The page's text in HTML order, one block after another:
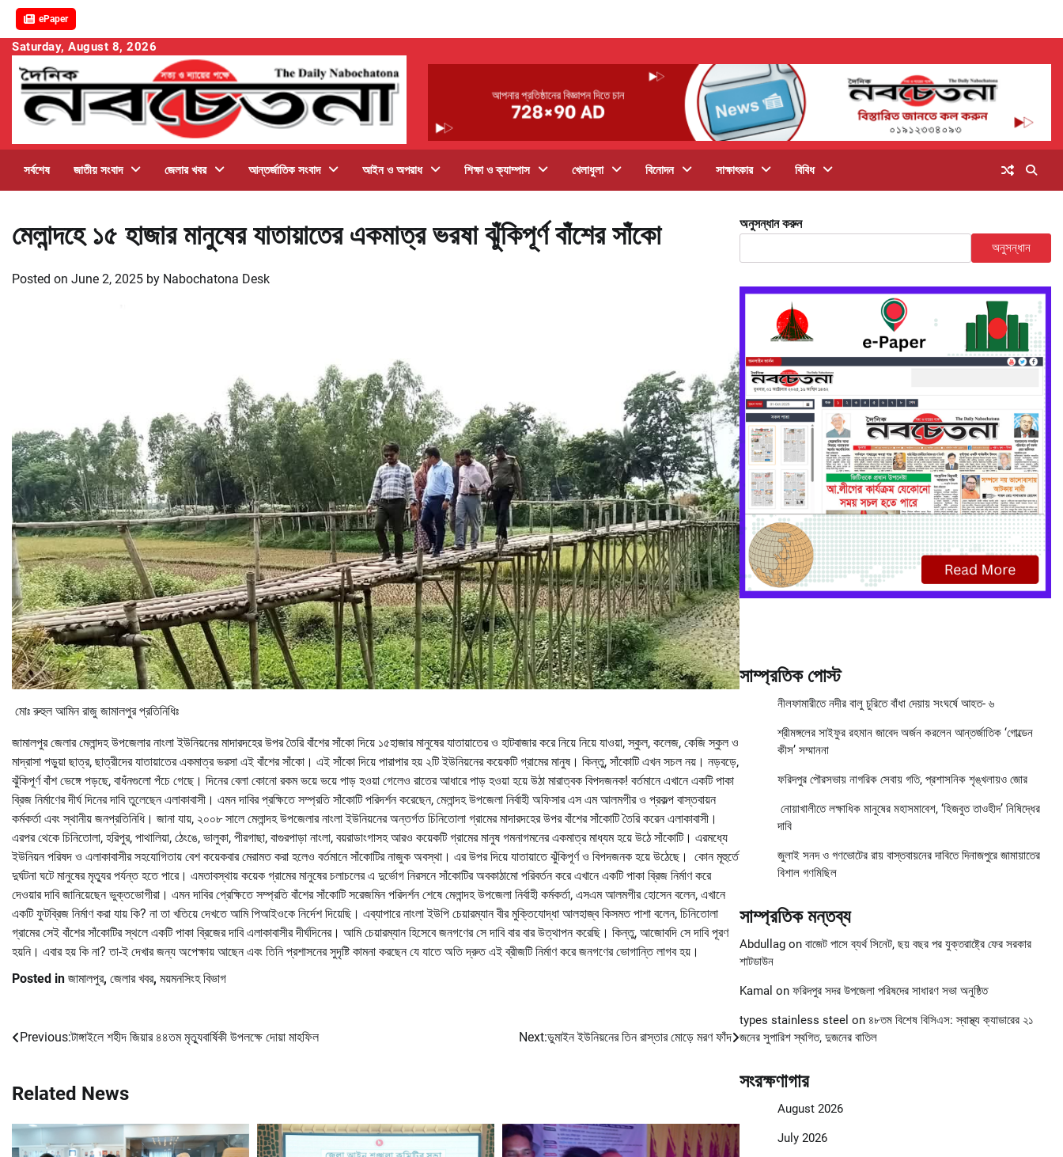
ePaper
Skip
content
Saturday, August 8, 2026
সর্বশেষ জাতীয় সংবাদ জেলার খবর আন্তর্জাতিক সংবাদ আইন ও অপরাধ শিক্ষা ও ক্যাম্পাস খেলাধুলা বিনোদন সাক্ষাৎকার বিবিধ
মেলান্দহে ১৫ হাজার মানুষের যাতায়াতের একমাত্র ভরষা ঝুঁকিপূর্ণ বাঁশের সাঁকো
Posted on June 2, 2025 by Nabochatona Desk
মোঃ রুহুল আমিন রাজু জামালপুর প্রতিনিধিঃ
জামালপুর জেলার মেলান্দহ উপজেলার নাংলা ইউনিয়নের মাদারদহের উপর তৈরি বাঁশের সাঁকো দিয়ে ১৫হাজার মানুষের যাতায়াতের ও হাটবাজার করে নিয়ে নিয়ে যাওয়া, স্কুল, কলেজ, কেজি স্কুল ও
মাদ্রাসা পড়ুয়া ছাত্র, ছাত্রীদের যাতায়াতের একমাত্র ভরসা এই বাঁশের সাঁকো। এই সাঁকো দিয়ে পারাপার হয় ২টি ইউনিয়নের কয়েকটি গ্রামের মানুষ। কিন্তু, সাঁকোটি এখন সচল নয়। নড়বড়ে,
ঝুঁকিপূর্ণ বাঁশ ভেঙ্গে পড়ছে, বাধঁনগুলো পঁচে গেছে। দিনের বেলা কোনো রকম ভয়ে ভয়ে পাড় হওয়া গেলেও রাতের আধারে পাড় হওয়া হয়ে উঠা মারাত্বক বিপদজনক! বর্তমানে এখানে একটি পাকা
ব্রিজ নির্মাণের দীর্ঘ দিনের দাবি তুলেছেন এলাকাবাসী। এমন দাবির প্রক্ষিতে সম্প্রতি সাঁকোটি পরিদর্শন করেছেন, মেলান্দহ উপজেলা নির্বাহী অফিসার এস এম আলমগীর ও প্রকল্প বাস্তবায়ন
কর্মকর্তা এবং স্থানীয় জনপ্রতিনিধি। জানা যায়, ২০০৮ সালে মেলান্দহ উপজেলার নাংলা ইউনিয়নের অন্তর্গত চিনিতোলা গ্রামের মাদারদহের উপর বাঁশের সাঁকোটি তৈরি করেন এলাকাবাসী।
এরপর থেকে চিনিতোলা, হরিপুর, পাথালিয়া, ঠেংঙে, ভালুকা, পীরগাছা, বাগুরপাড়া নাংলা, বয়রাডাংগাসহ আরও কয়েকটি গ্রামের মানুষ গমনাগমনের একমাত্র মাধ্যম হয়ে উঠে সাঁকোটি। এরমধ্যে
ইউনিয়ন পরিষদ ও এলাকাবাসীর সহযোগিতায় বেশ কয়েকবার মেরামত করা হলেও বর্তমানে সাঁকোটির নাজুক অবস্থা। এর উপর দিয়ে যাতায়াতে ঝুঁকিপূর্ণ ও বিপদজনক হয়ে উঠেছে। কোন মূহুর্তে
দুর্ঘটনা ঘটে মানুষের মৃত্যুর পর্যন্ত হতে পারে। এমতাবস্থায় কয়েক গ্রামের মানুষের চলাচলের এ দুর্ভোগ নিরসনে সাঁকোটির অবকাঠামো পরিবর্তন করে এখানে একটি পাকা ব্রিজ নির্মাণ করে
দেওয়ার দাবি জানিয়েছেন ভুক্তভোগীরা। এমন দাবির প্রেক্ষিতে সম্প্রতি বাঁশের সাঁকোটি সরেজমিন পরিদর্শন শেষে মেলান্দহ উপজেলা নির্বাহী কর্মকর্তা, এসএম আলমগীর হোসেন বলেন, এখানে
একটি ফুটব্রিজ নির্মাণ করা যায় কি? না তা খতিয়ে দেখতে আমি পিআইওকে নির্দেশ দিয়েছি। এব্যাপারে নাংলা ইউপি চেয়ারম্যান বীর মুক্তিযোদ্ধা আলহাজ্ব কিসমত পাশা বলেন, চিনিতোলা
গ্রামের সেই বাঁশের সাঁকোটির স্থলে একটি পাকা ব্রিজের দাবি এলাকাবাসীর দীর্ঘদিনের। আমি চেয়ারম্যান হিসেবে জনগণের সে দাবি বার বার উত্থাপন করেছি। কিন্তু, আজোবদি সে দাবি পূরণ
হয়নি। এবার হয় কি না? তা-ই দেখার জন্য অপেক্ষায় আছেন এবং তিনি প্রশাসনের সুদৃষ্টি কামনা করছেন যে যাতে অতি দ্রুত এই ব্রীজটি নির্মাণ করে জনগণের ভোগান্তি লাগব হয়।
Posted in জামালপুর, জেলার খবর, ময়মনসিংহ বিভাগ
Post
Previous:টাঙ্গাইলে শহীদ জিয়ার ৪৪তম মৃত্যুবার্ষিকী উপলক্ষে দোয়া মাহফিল Next:ডুমাইন ইউনিয়নের তিন রাস্তার মোড়ে মরণ ফাঁদ
Related News
অনুসন্ধান করুন
অনুসন্ধান
সাম্প্রতিক পোস্ট
নীলফামারীতে নদীর বালু চুরিতে বাঁধা দেয়ায় সংঘর্ষে আহত- ৬
শ্রীমঙ্গলের সাইফুর রহমান জাবেদ অর্জন করলেন আন্তর্জাতিক ‘গোল্ডেন
কীস’ সম্মাননা
ফরিদপুর পৌরসভায় নাগরিক সেবায় গতি, প্রশাসনিক শৃঙ্খলায়ও জোর
নোয়াখালীতে লক্ষাধিক মানুষের মহাসমাবেশ, ‘হিজবুত তাওহীদ’ নিষিদ্ধের
দাবি
জুলাই সনদ ও গণভোটের রায় বাস্তবায়নের দাবিতে দিনাজপুরে জামায়াতের
বিশাল গণমিছিল
সাম্প্রতিক মন্তব্য
Abdullagon বাজেট পাসে ব্যর্থ সিনেট, ছয় বছর পর যুক্তরাষ্ট্রে ফের সরকার
শাটডাউন
Kamal on ফরিদপুর সদর উপজেলা পরিষদের সাধারণ সভা অনুষ্ঠিত
types stainless steel on ৪৮তম বিশেষ বিসিএস: স্বাস্থ্য ক্যাডারের ২১
জনের সুপারিশ স্থগিত, দুজনের বাতিল
সংরক্ষণাগার
August 2026
July 2026